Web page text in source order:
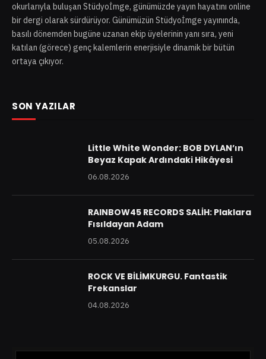
okurlarıyla buluşan Stüdyoİmge, günümüzde yayın hayatını online
bir dergi olarak sürdürüyor. Günümüzün Stüdyoİmge yayınında,
basılı dönemden bugüne uzanan ekip üyelerinin yanı sıra, yeni
katılan (görece) genç kalemlerin enerjisiyle dinamik bir bütün
ortaya çıkıyor.
SON YAZILAR
Little White Wonder: BOB DYLAN’ın
Beyaz Kapak Ardındaki Hikâyesi
06.08.2026
RAINBOW45 RECORDS SALİH: Plaklara
Fısıldayan Adam
05.08.2026
ROCK VE BİLİMKURGU. Fantastik
Frekanslar
04.08.2026